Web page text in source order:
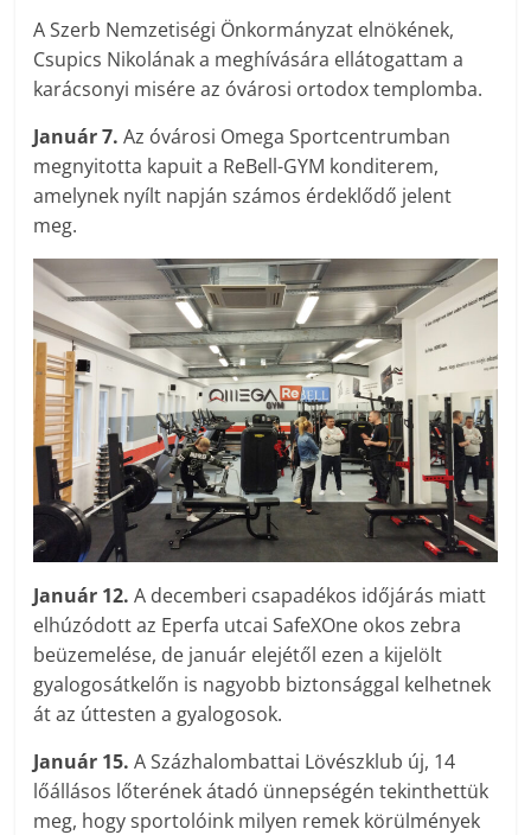
A Szerb Nemzetiségi Önkormányzat elnökének,
Csupics Nikolának a meghívására ellátogattam a
karácsonyi misére az óvárosi ortodox templomba.
Január 7.Az óvárosi Omega Sportcentrumban
megnyitotta kapuit a ReBell-GYM konditerem,
amelynek nyílt napján számos érdeklődő jelent
meg.
Január 12.A decemberi csapadékos időjárás miatt
elhúzódott az Eperfa utcai SafeXOne okos zebra
beüzemelése, de január elejétől ezen a kijelölt
gyalogosátkelőn is nagyobb biztonsággal kelhetnek
át az úttesten a gyalogosok.
Január 15.A Százhalombattai Lövészklub új, 14
lőállásos lőterének átadó ünnepségén tekinthettük
meg, hogy sportolóink milyen remek körülmények